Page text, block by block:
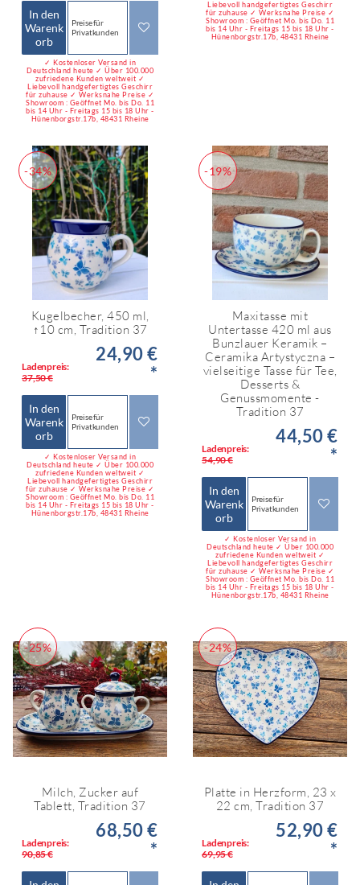
In den
Warenk
orb
Preise für
Privatkunden
✓ Kostenloser Versand in
Deutschland heute ✓ Über 100.000
zufriedene Kunden weltweit ✓
Liebevoll handgefertigtes Geschirr
für zuhause ✓ Werksnahe Preise ✓
Showroom : Geöffnet Mo. bis Do. 11
bis 14 Uhr - Freitags 15 bis 18 Uhr -
Hünenborgstr.17b, 48431 Rheine
Liebevoll handgefertigtes Geschirr
für zuhause ✓ Werksnahe Preise ✓
Showroom : Geöffnet Mo. bis Do. 11
bis 14 Uhr - Freitags 15 bis 18 Uhr -
Hünenborgstr.17b, 48431 Rheine
-34%
Kugelbecher, 450 ml,
↑10 cm, Tradition 37
Ladenpreis:
37,50 €
24,90 €
*
In den
Warenk
orb
Preise für
Privatkunden
✓ Kostenloser Versand in
Deutschland heute ✓ Über 100.000
zufriedene Kunden weltweit ✓
Liebevoll handgefertigtes Geschirr
für zuhause ✓ Werksnahe Preise ✓
Showroom : Geöffnet Mo. bis Do. 11
bis 14 Uhr - Freitags 15 bis 18 Uhr -
Hünenborgstr.17b, 48431 Rheine
-19%
Maxitasse mit
Untertasse 420 ml aus
Bunzlauer Keramik –
Ceramika Artystyczna –
vielseitige Tasse für Tee,
Desserts &
Genussmomente -
Tradition 37
Ladenpreis:
54,90 €
44,50 €
*
In den
Warenk
orb
Preise für
Privatkunden
✓ Kostenloser Versand in
Deutschland heute ✓ Über 100.000
zufriedene Kunden weltweit ✓
Liebevoll handgefertigtes Geschirr
für zuhause ✓ Werksnahe Preise ✓
Showroom : Geöffnet Mo. bis Do. 11
bis 14 Uhr - Freitags 15 bis 18 Uhr -
Hünenborgstr.17b, 48431 Rheine
-25%
Milch, Zucker auf
Tablett, Tradition 37
Ladenpreis:
90,85 €
68,50 €
*
-24%
Platte in Herzform, 23 x
22 cm, Tradition 37
Ladenpreis:
69,95 €
52,90 €
*